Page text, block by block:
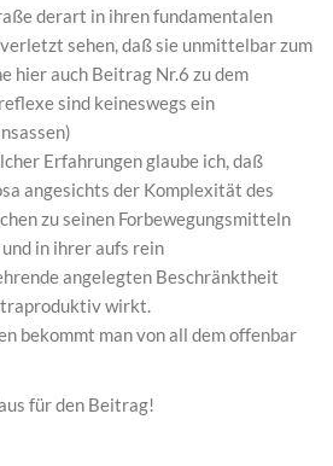
derart in ihren fundamentalen
sehen, daß sie unmittelbar zum
hier auch Beitrag Nr.6 zu dem
sind keineswegs ein
Erfahrungen glaube ich, daß
angesichts der Komplexität des
zu seinen Forbewegungsmitteln
in ihrer aufs rein
angelegten Beschränktheit
wirkt.
bekommt man von all dem offenbar
für den Beitrag!